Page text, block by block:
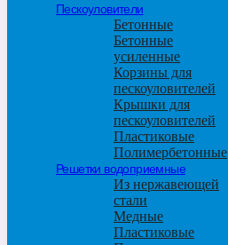
Пескоуловители
Бетонные
Бетонные
усиленные
Корзины для
пескоуловителей
Крышки для
пескоуловителей
Пластиковые
Полимербетонные
Решетки водоприемные
Из нержавеющей
стали
Медные
Пластиковые